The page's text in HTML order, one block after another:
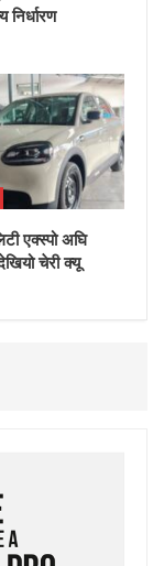
निर्धारण
एक्स्पो अघि
चेरी क्यू